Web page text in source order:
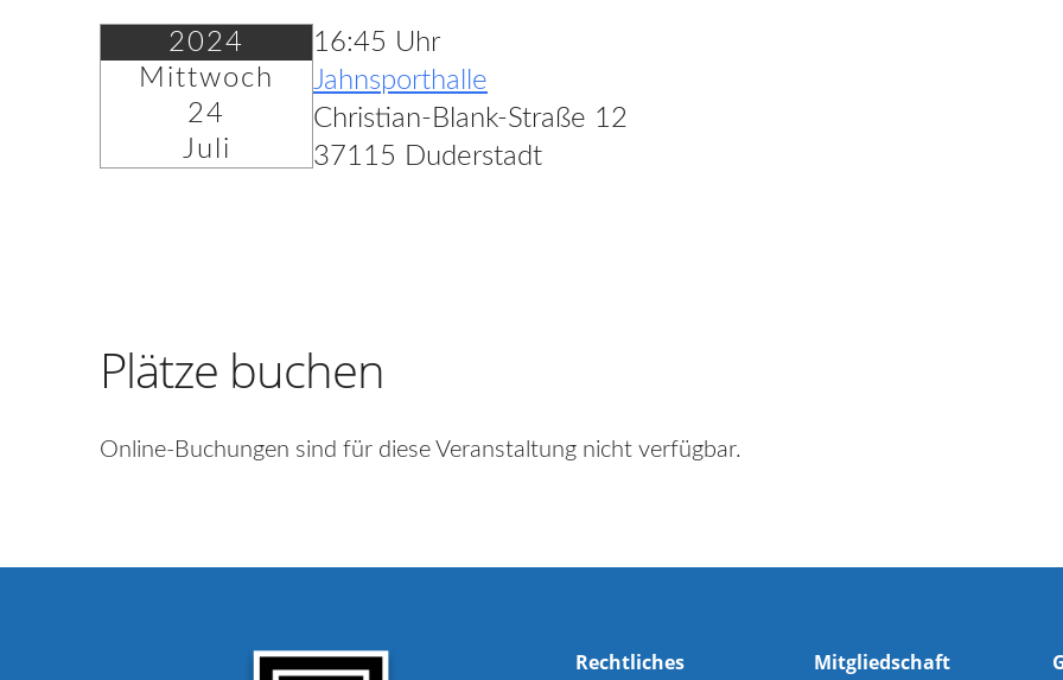
2024
Mittwoch
24
Juli
16:45 Uhr
Jahnsporthalle
Christian-Blank-Straße 12
37115 Duderstadt
Plätze buchen
Online-Buchungen sind für diese Veranstaltung nicht verfügbar.
Rechtliches Mitgliedschaft